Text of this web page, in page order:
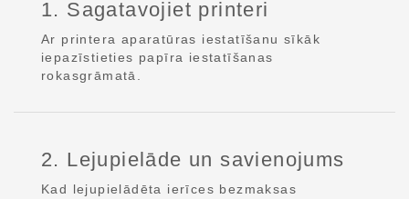
1. Sagatavojiet printeri
Ar printera aparatūras iestatīšanu sīkāk
iepazīstieties papīra iestatīšanas
rokasgrāmatā.
2. Lejupielāde un savienojums
Kad lejupielādēta ierīces bezmaksas